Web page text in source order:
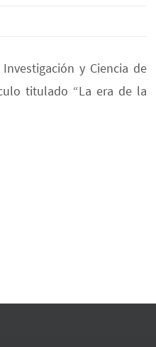
y Ciencia de
titulado “La era de la